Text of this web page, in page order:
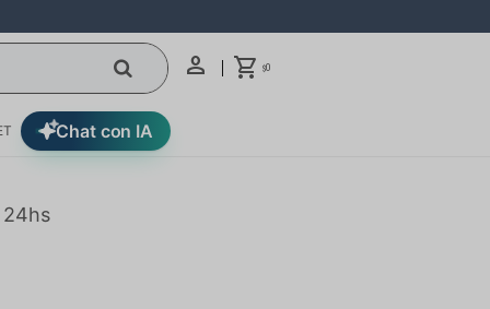
$0
Chat con IA
24hs